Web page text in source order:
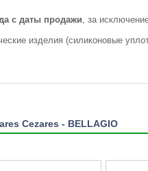
с даты продажи , за
изделия (силиконовые
Cezares - BELLAGIO